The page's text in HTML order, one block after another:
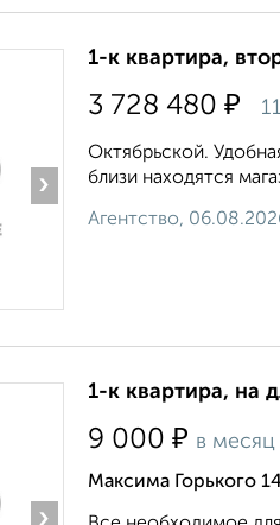
›
1-к квартира,
3 728 480 ₽
Октябрьской.
близи находятся
Агентство,
1-к квартира, на
9 000 ₽ в месяц
Максима Горького 14